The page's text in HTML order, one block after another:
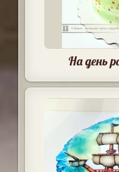
На день